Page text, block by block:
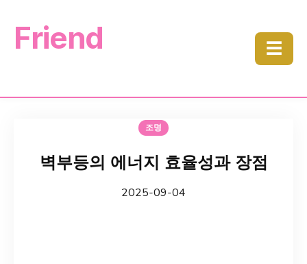
Friend ☰
조명
벽부등의 에너지 효율성과 장점
2025-09-04